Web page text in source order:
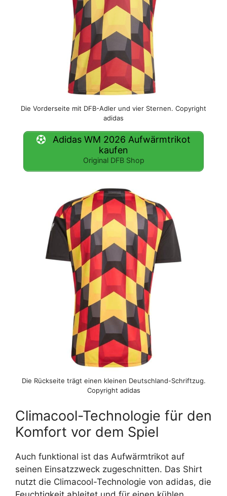
Die Vorderseite mit DFB-Adler und vier Sternen. Copyright
adidas
Adidas WM 2026 Aufwärmtrikot
kaufen
Original DFB Shop
Die Rückseite trägt einen kleinen Deutschland-Schriftzug.
Copyright adidas
Climacool-Technologie für den
Komfort vor dem Spiel
Auch funktional ist das Aufwärmtrikot auf
seinen Einsatzzweck zugeschnitten. Das Shirt
nutzt die Climacool-Technologie von adidas, die